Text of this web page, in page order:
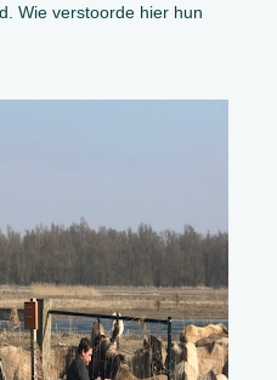
Wie verstoorde hier hun